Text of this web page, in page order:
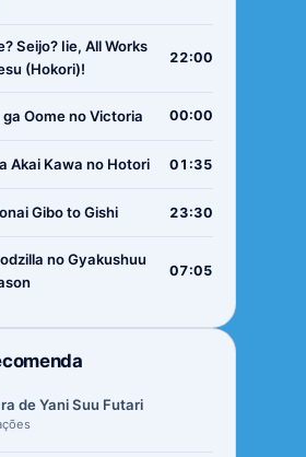
Seijo? Iie, All Works
(Hokori)!
22:00
Oome no Victoria 00:00
Akai Kawa no Hotori 01:35
Gibo to Gishi 23:30
no Gyakushuu
07:05
de Yani Suu Futari